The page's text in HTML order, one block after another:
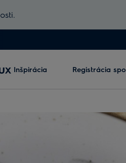
Inšpirácia Registrácia